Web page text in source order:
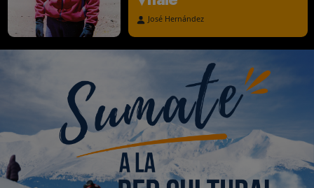
homenajeado el
destacado andinista
mendocino Ulises
José Hernández